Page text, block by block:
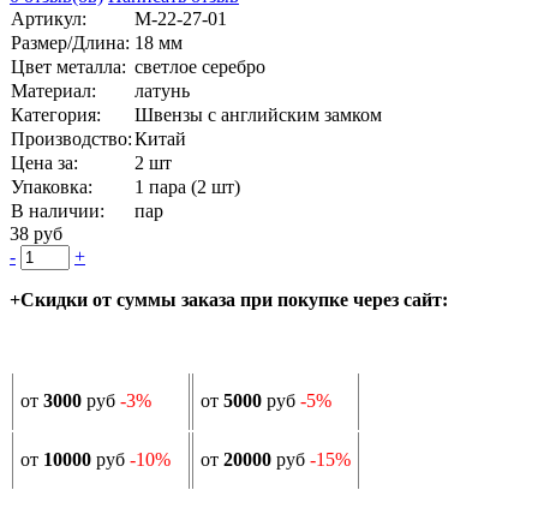
Артикул:
М-22-27-01
Размер/Длина: 18 мм
Цвет металла: светлое серебро
Материал:
латунь
Категория:
Швензы с английским замком
Производство:Китай
Цена за:
2 шт
Упаковка:
1 пара (2 шт)
В наличии:
пар
38 руб
-
+
+Скидки от суммы заказа при покупке через сайт:
от 3000 руб -3% от 5000 руб -5%
от 10000 руб -10% от 20000 руб -15%